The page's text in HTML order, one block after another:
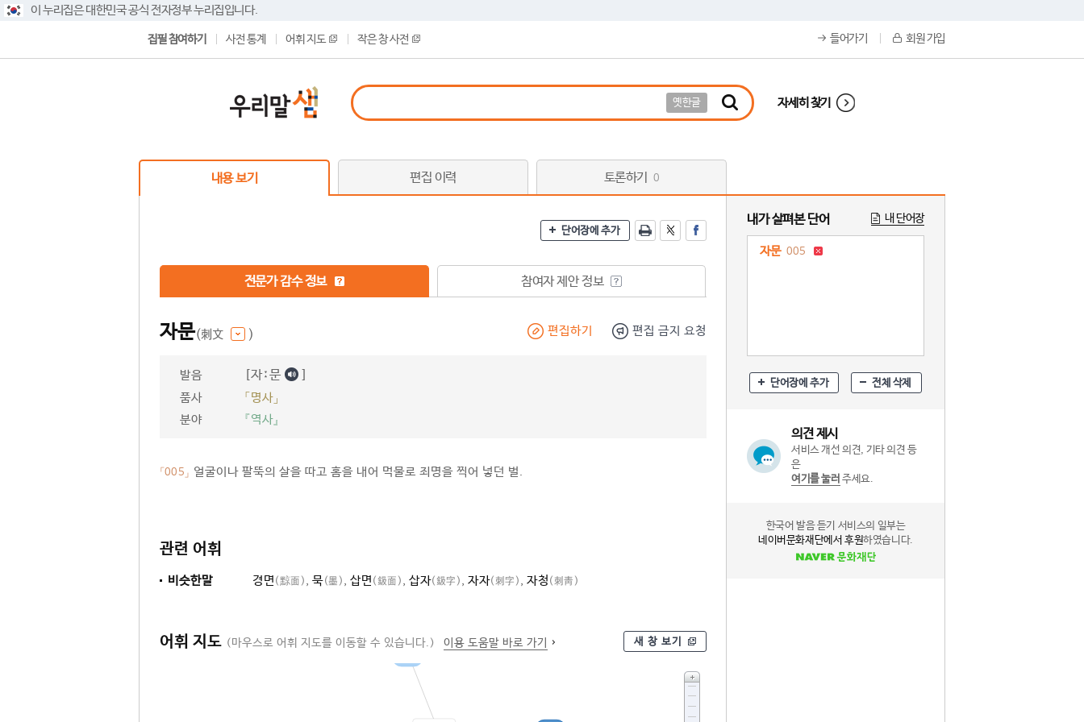
이 누리집은 대한민국 공식 전자정부 누리집입니다.
집필 참여하기 사전 통계 어휘 지도 작은 창 사전 들어가기 회원 가입
옛한글 자세히 찾기
내용 보기 편집 이력 토론하기 0
단어장에 추가
전문가 감수 정보 참여자 제안 정보
자문(刺文 ) 편집하기 편집 금지 요청
발음 [자ː문 ]
품사
「명사」
분야
『역사』
「005」 얼굴이나 팔뚝의 살을 따고 홈을 내어 먹물로 죄명을 찍어 넣던 벌.
관련 어휘
비슷한말 경면 (黥面) , 묵(墨) , 삽면 (鈒面) , 삽자(鈒字) , 자자(刺字) , 자청 (刺靑)
어휘 지도 (마우스로 어휘 지도를 이동할 수 있습니다.) 이용 도움말 바로 가기 새 창 보기
내가 살펴본 단어 내 단어장
자문 005
단어장에 추가 전체 삭제
의견 제시
서비스 개선 의견, 기타 의견 등
은
여기를 눌러 주세요.
한국어 발음 듣기 서비스의 일부는
네이버문화재단에서 후원하였습니다.